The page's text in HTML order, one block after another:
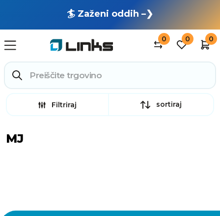
🏄 Zaženi oddih –❯
0 0 0
Filtriraj sortiraj
MJ